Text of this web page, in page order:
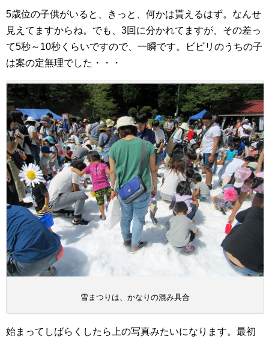
5歳位の子供がいると、きっと、何かは貰えるはず。なんせ
見えてますからね。でも、3回に分かれてますが、その差っ
て5秒～10秒くらいですので、一瞬です。ビビリのうちの子
は案の定無理でした・・・
雪まつりは、かなりの混み具合
始まってしばらくしたら上の写真みたいになります。最初